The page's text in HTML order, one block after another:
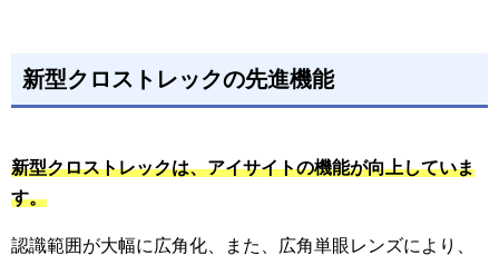
新型クロストレックの先進機能
新型クロストレックは、アイサイトの機能が向上していま
す。
認識範囲が大幅に広角化、また、広角単眼レンズにより、